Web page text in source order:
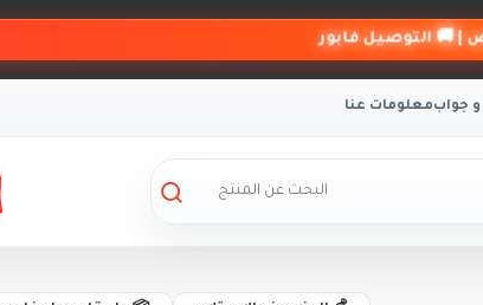
🚚 التوصيل فابور
معلومات عناجواب